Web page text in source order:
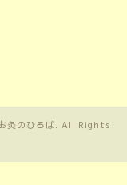
灸のひろば. All Rights